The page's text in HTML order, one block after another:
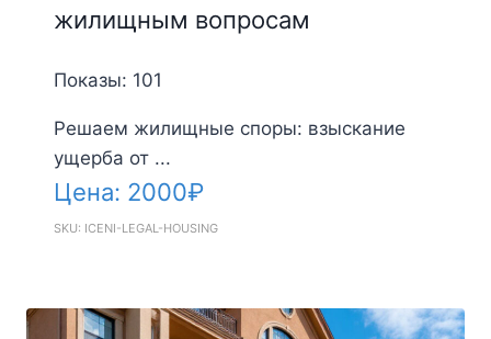
жилищным вопросам
Показы: 101
Решаем жилищные споры: взыскание
ущерба от ...
Цена: 2000₽
SKU: ICENI-LEGAL-HOUSING